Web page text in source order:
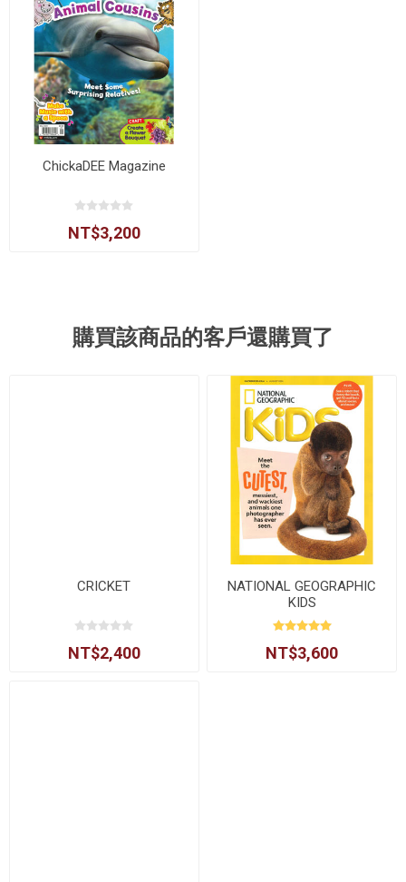
ChickaDEE Magazine
NT$3,200
購買該商品的客戶還購買了
CRICKET
NT$2,400
NATIONAL GEOGRAPHIC
KIDS
NT$3,600